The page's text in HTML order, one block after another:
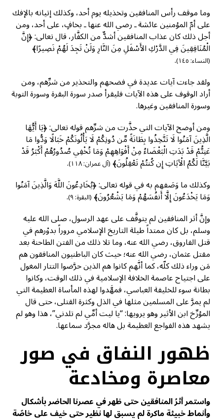
وما موقف رأس المنافقين وتخذيله يوم أحد، وكذلك إتيانه بالإفك
على أمّ المؤمنين عائشة ـ رضي الله عنها ـ بخافٍ، على أحد، ومن
أجل ذلك كان عذاب المنافقين أشدٌّ من الكفَّار، قال تعالى: ﴿إِنَّ
الْمُنَافِقِينَ فِي الدَّرْكِ الأَسْفَلِ مِنَ النَّارِ وَلَنْ تَجِدَ لَهُمْ نَصِيرًا﴾
(النساء: ١٤٥)
.
ولقد جاءت آيات عديدة في فضحهم والتحذير من شرِّهم، ومن
أراد الوقوف على هذه الآيات فليقرأ صدر سورة البقرة وسورة التوبة
وسورة المنافقين وغيرها.
ومن أوضح الآيات التي حذَّرت من شرِّهم قوله تعالى: ﴿يَا أَيُّهَا
الَّذِينَ آمَنُوا لَا تَتَّخِذُوا بِطَانَةً مِّن دُونِكُمْ لَا يَأْلُونَكُمْ خَبَالًا وَدُّوا مَا
عَنِتُّمْ قَدْ بَدَتِ الْبَغْضَاءُ مِنْ أَفْوَاهِهِمْ وَمَا تُخْفِي صُدُورُهُمْ أَكْبَرُ قَدْ
بَيَّنَّا لَكُمُ الْآيَاتِ إِن كُنتُمْ تَعْقِلُونَ﴾(آل عمران: ١١٨)
.
وكذلك ما وَصَفهم به في قوله تعالى: ﴿يُخَادِعُونَ اللَّهَ وَالَّذِينَ آمَنُوا
وَمَا يَخْدَعُونَ إِلَّا أَنفُسَهُمْ وَمَا يَشْعُرُونَ﴾(البقرة: ٩) .
وإنَّ أثر المنافقين لم يتوقَّف على عهد الرسول، صلى الله عليه
وسلم، بل كان ممتداً طيلة التاريخ الإسلامي مروراً بدوْرهم في
قتل الفاروق، رضي الله عنه، وما تلا ذلك من الفتن الطاحنة بعد
مقتل عثمان، رضي الله عنه؛ حيث كان الباطنيون المنافقون هم
مَن وراء ذلك كلّه، كما أنَّهم كانوا هم الذين حرَّضوا التتار المغول
على اجتياح عاصمة الخلافة الإسلامية في ذلك الوقت، وكانوا
بطانة سوء للخليفة العباسي، فمهَّدوا لهذه المأساة العظيمة التي
لم يمرَّ على المسلمين مثلها في الذل وكثرة القتلى، حتى قال
المؤرِّخ ابن الأثير وهو يرويها: “يا ليت أمِّي لم تلدني”، هذا وهو لم
يشهد هذه الفواجع العظيمة بل هاله مجرَّد سماعها.
ظهور النفاق في صور
معاصرة ومخادعة
واستمر أثرُ المنافقين حتى ظهر في عصرنا الحاضر بأشكال
وأنماط خبيثة ماكرة لم يسبق لها نظير حتى خيف على خاصّة